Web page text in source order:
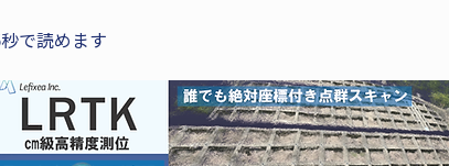
で読めます